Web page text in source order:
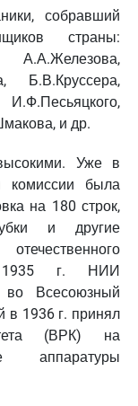
собравший
страны:
Б.В.Круссера,
и др.
Уже в
комиссии была
на 180 строк,
и другие
1935 г. НИИ
во Всесоюзный
1936 г. принял
(ВРК) на
аппаратуры